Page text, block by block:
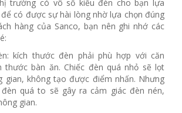
trường có vô số kiểu đèn cho bạn lựa
để có được sự hài lòng nhờ lựa chọn đúng
hàng của Sanco, bạn nên ghi nhớ các
kích thước đèn phải phù hợp với căn
thước bàn ăn. Chiếc đèn quá nhỏ sẽ lọt
gian, không tạo được điểm nhấn. Nhưng
quá to sẽ gây ra cảm giác đèn nén,
gian.